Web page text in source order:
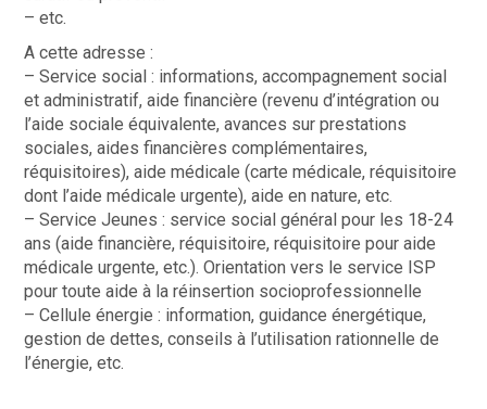
– etc.
A cette adresse :
– Service social : informations, accompagnement social
et administratif, aide financière (revenu d’intégration ou
l’aide sociale équivalente, avances sur prestations
sociales, aides financières complémentaires,
réquisitoires), aide médicale (carte médicale, réquisitoire
dont l’aide médicale urgente), aide en nature, etc.
– Service Jeunes : service social général pour les 18-24
ans (aide financière, réquisitoire, réquisitoire pour aide
médicale urgente, etc.). Orientation vers le service ISP
pour toute aide à la réinsertion socioprofessionnelle
– Cellule énergie : information, guidance énergétique,
gestion de dettes, conseils à l’utilisation rationnelle de
l’énergie, etc.